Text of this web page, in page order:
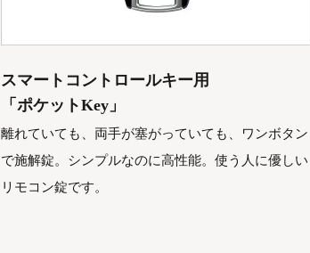
スマートコントロールキー用
「ポケットKey」
離れていても、両手が塞がっていても、ワンボタン
で施解錠。シンプルなのに高性能。使う人に優しい
リモコン錠です。